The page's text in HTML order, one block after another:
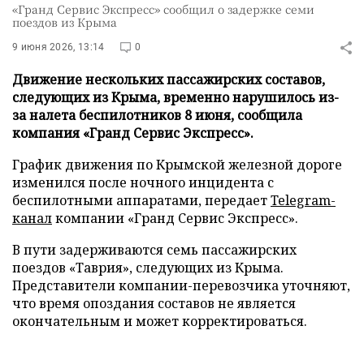
«Гранд Сервис Экспресс» сообщил о задержке семи
поездов из Крыма
9 июня 2026, 13:14 0
Движение нескольких пассажирских составов,
следующих из Крыма, временно нарушилось из-
за налета беспилотников 8 июня, сообщила
компания «Гранд Сервис Экспресс».
График движения по Крымской железной дороге
изменился после ночного инцидента с
беспилотными аппаратами, передаетTelegram-
каналкомпании «Гранд Сервис Экспресс».
В пути задерживаются семь пассажирских
поездов «Таврия», следующих из Крыма.
Представители компании-перевозчика уточняют,
что время опоздания составов не является
окончательным и может корректироваться.